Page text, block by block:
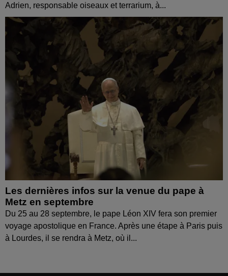
Adrien, responsable oiseaux et terrarium, à...
Les dernières infos sur la venue du pape à
Metz en septembre
Du 25 au 28 septembre, le pape Léon XIV fera son premier
voyage apostolique en France. Après une étape à Paris puis
à Lourdes, il se rendra à Metz, où il...